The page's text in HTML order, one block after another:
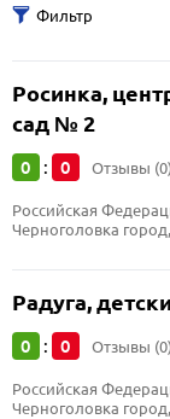
Росинка,
сад № 2
0 : 0 Отзывы (0)
Российская
Черноголовка
Радуга,
0 : 0 Отзывы (0)
Российская
Черноголовка